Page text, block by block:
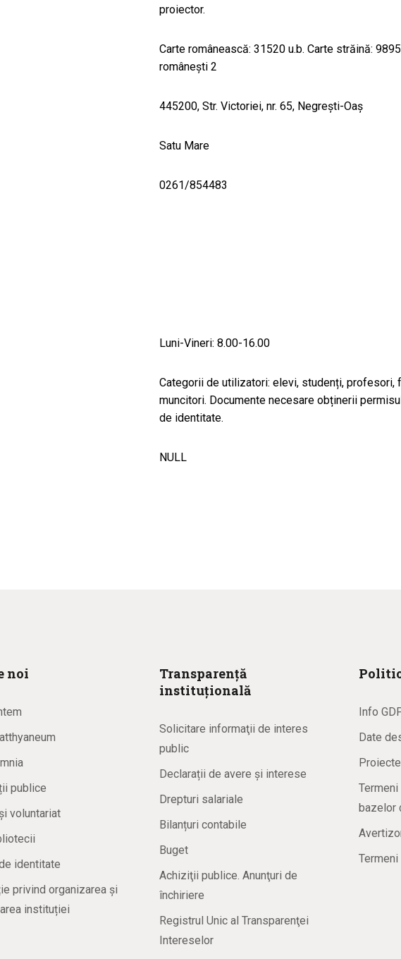
proiector.
Carte românească: 31520 u.b. Carte străină:
românești 2
445200, Str. Victoriei, nr. 65, Negreşti-Oaş
Satu Mare
0261/854483
Luni-Vineri: 8.00-16.00
Categorii de utilizatori: elevi, studenți, profesori,
muncitori. Documente necesare obținerii
de identitate.
NULL
noi
publice
voluntariat
identitate
privind organizarea și
instituției
Transparență
instituțională
Solicitare informaţii de interes
public
Declarații de avere și interese
Drepturi salariale
Bilanțuri contabile
Buget
Achiziţii publice. Anunţuri de
închiriere
Registrul Unic al Transparenţei
Intereselor
Info
Date
bazelor